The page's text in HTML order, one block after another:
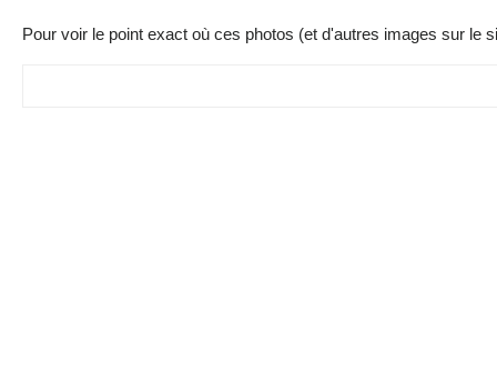
Pour voir le point exact où ces photos (et d'autres images sur le